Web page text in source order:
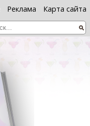
Реклама Карта сайта